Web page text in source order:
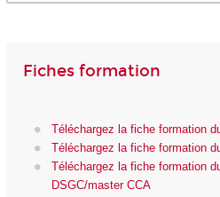
Fiches formation
Téléchargez la fiche formation
Téléchargez la fiche formation
Téléchargez la fiche formation
DSGC/master CCA